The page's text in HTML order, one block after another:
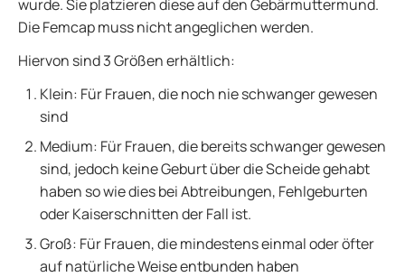
wurde. Sie platzieren diese auf den Gebärmuttermund.
Die Femcap muss nicht angeglichen werden.
Hiervon sind 3 Größen erhältlich:
Klein: Für Frauen, die noch nie schwanger gewesen
sind
Medium: Für Frauen, die bereits schwanger gewesen
sind, jedoch keine Geburt über die Scheide gehabt
haben so wie dies bei Abtreibungen, Fehlgeburten
oder Kaiserschnitten der Fall ist.
Groß: Für Frauen, die mindestens einmal oder öfter
auf natürliche Weise entbunden haben